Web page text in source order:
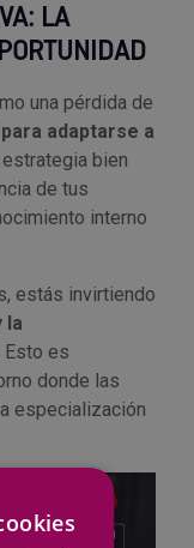
LA
una pérdida de
adaptarse a
estrategia bien
de tus
interno
estás invirtiendo
la
Esto es
donde las
especialización